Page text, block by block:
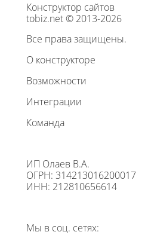
Конструктор сайтов
tobiz.net © 2013-2026
Все права защищены.
О конструкторе
Возможности
Интеграции
Команда
ИП Олаев В.А.
ОГРН: 314213016200017
ИНН: 212810656614
Мы в соц. сетях: